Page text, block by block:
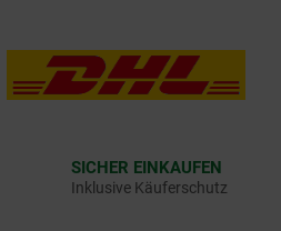
SICHER EINKAUFEN
Inklusive Käuferschutz